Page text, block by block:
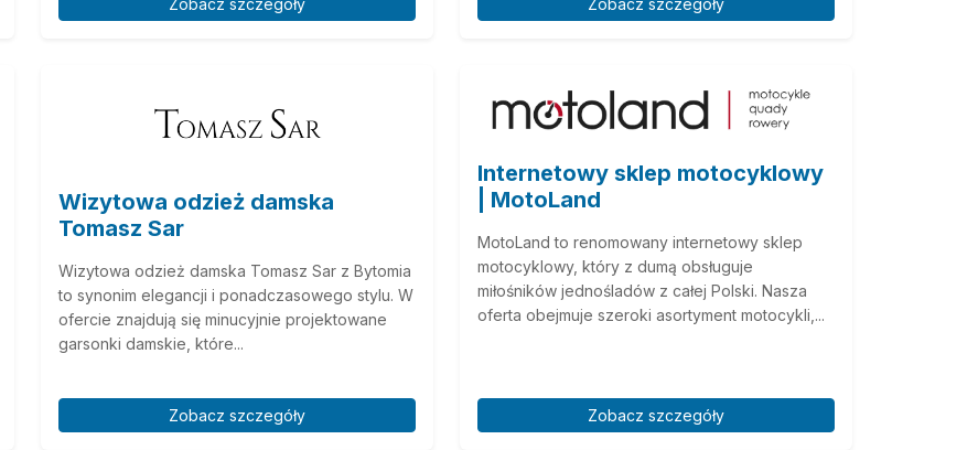
Zobacz szczegóły Zobacz szczegóły
Wizytowa odzież damska
Tomasz Sar
Wizytowa odzież damska Tomasz Sar z Bytomia
to synonim elegancji i ponadczasowego stylu. W
ofercie znajdują się minucyjnie projektowane
garsonki damskie, które...
Zobacz szczegóły
Internetowy sklep motocyklowy
| MotoLand
MotoLand to renomowany internetowy sklep
motocyklowy, który z dumą obsługuje
miłośników jednośladów z całej Polski. Nasza
oferta obejmuje szeroki asortyment motocykli,...
Zobacz szczegóły